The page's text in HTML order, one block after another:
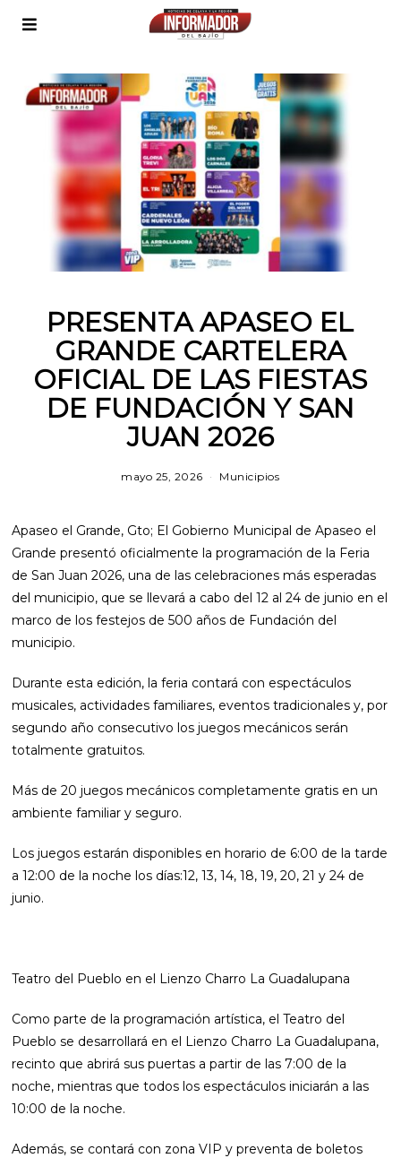
PRESENTA APASEO EL
GRANDE CARTELERA
OFICIAL DE LAS FIESTAS
DE FUNDACIÓN Y SAN
JUAN 2026
mayo 25, 2026 Municipios
Apaseo el Grande, Gto; El Gobierno Municipal de Apaseo el
Grande presentó oficialmente la programación de la Feria
de San Juan 2026, una de las celebraciones más esperadas
del municipio, que se llevará a cabo del 12 al 24 de junio en el
marco de los festejos de 500 años de Fundación del
municipio.
Durante esta edición, la feria contará con espectáculos
musicales, actividades familiares, eventos tradicionales y, por
segundo año consecutivo los juegos mecánicos serán
totalmente gratuitos.
Más de 20 juegos mecánicos completamente gratis en un
ambiente familiar y seguro.
Los juegos estarán disponibles en horario de 6:00 de la tarde
a 12:00 de la noche los días:12, 13, 14, 18, 19, 20, 21 y 24 de
junio.
Teatro del Pueblo en el Lienzo Charro La Guadalupana
Como parte de la programación artística, el Teatro del
Pueblo se desarrollará en el Lienzo Charro La Guadalupana,
recinto que abrirá sus puertas a partir de las 7:00 de la
noche, mientras que todos los espectáculos iniciarán a las
10:00 de la noche.
Además, se contará con zona VIP y preventa de boletos